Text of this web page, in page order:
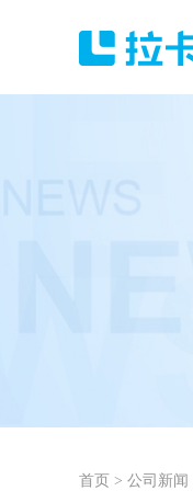
首页 > 公司新闻